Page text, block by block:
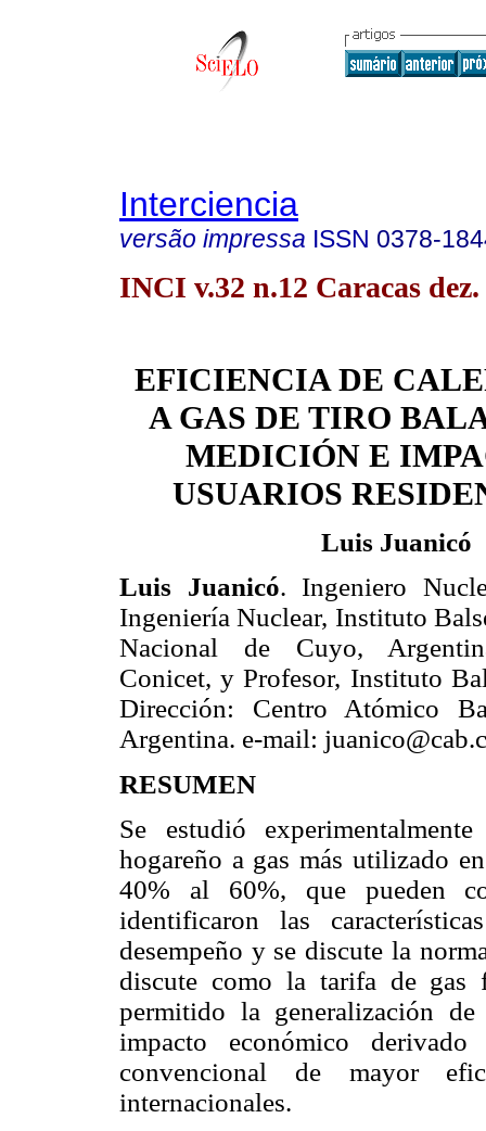
Interciencia
versão impressa ISSN 0378-
INCI v.32 n.12 Caracas dez.
EFICIENCIA DE
A GAS DE TIRO
MEDICIÓN E
USUARIOS
Luis Juanicó
Luis Juanicó. Ingeniero
Ingeniería Nuclear, Instituto
Nacional de Cuyo,
Conicet, y Profesor, Instituto
Dirección: Centro Atómico
Argentina. e-mail:
RESUMEN
Se estudió
hogareño a gas más utilizado
40% al 60%, que pueden
identificaron las
desempeño y se discute la
discute como la tarifa de gas
permitido la generalización
impacto económico
convencional de mayor
internacionales.